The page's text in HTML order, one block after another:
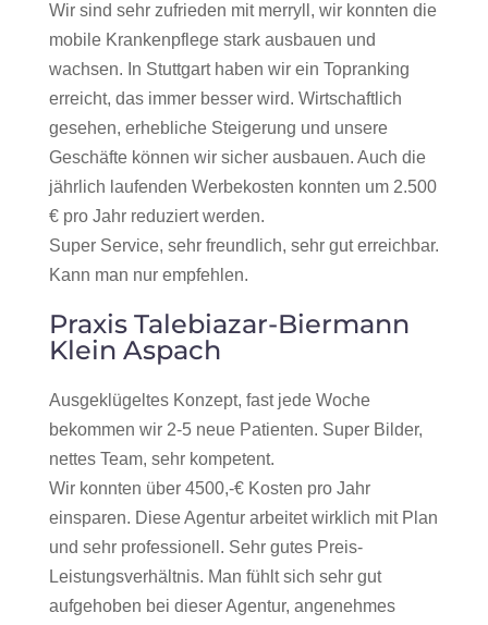
Wir sind sehr zufrieden mit merryll, wir konnten die
mobile Krankenpflege stark ausbauen und
wachsen. In Stuttgart haben wir ein Topranking
erreicht, das immer besser wird. Wirtschaftlich
gesehen, erhebliche Steigerung und unsere
Geschäfte können wir sicher ausbauen. Auch die
jährlich laufenden Werbekosten konnten um 2.500
€ pro Jahr reduziert werden.
Super Service, sehr freundlich, sehr gut erreichbar.
Kann man nur empfehlen.
Praxis Talebiazar-Biermann
Klein Aspach
Ausgeklügeltes Konzept, fast jede Woche
bekommen wir 2-5 neue Patienten. Super Bilder,
nettes Team, sehr kompetent.
Wir konnten über 4500,-€ Kosten pro Jahr
einsparen. Diese Agentur arbeitet wirklich mit Plan
und sehr professionell. Sehr gutes Preis-
Leistungsverhältnis. Man fühlt sich sehr gut
aufgehoben bei dieser Agentur, angenehmes